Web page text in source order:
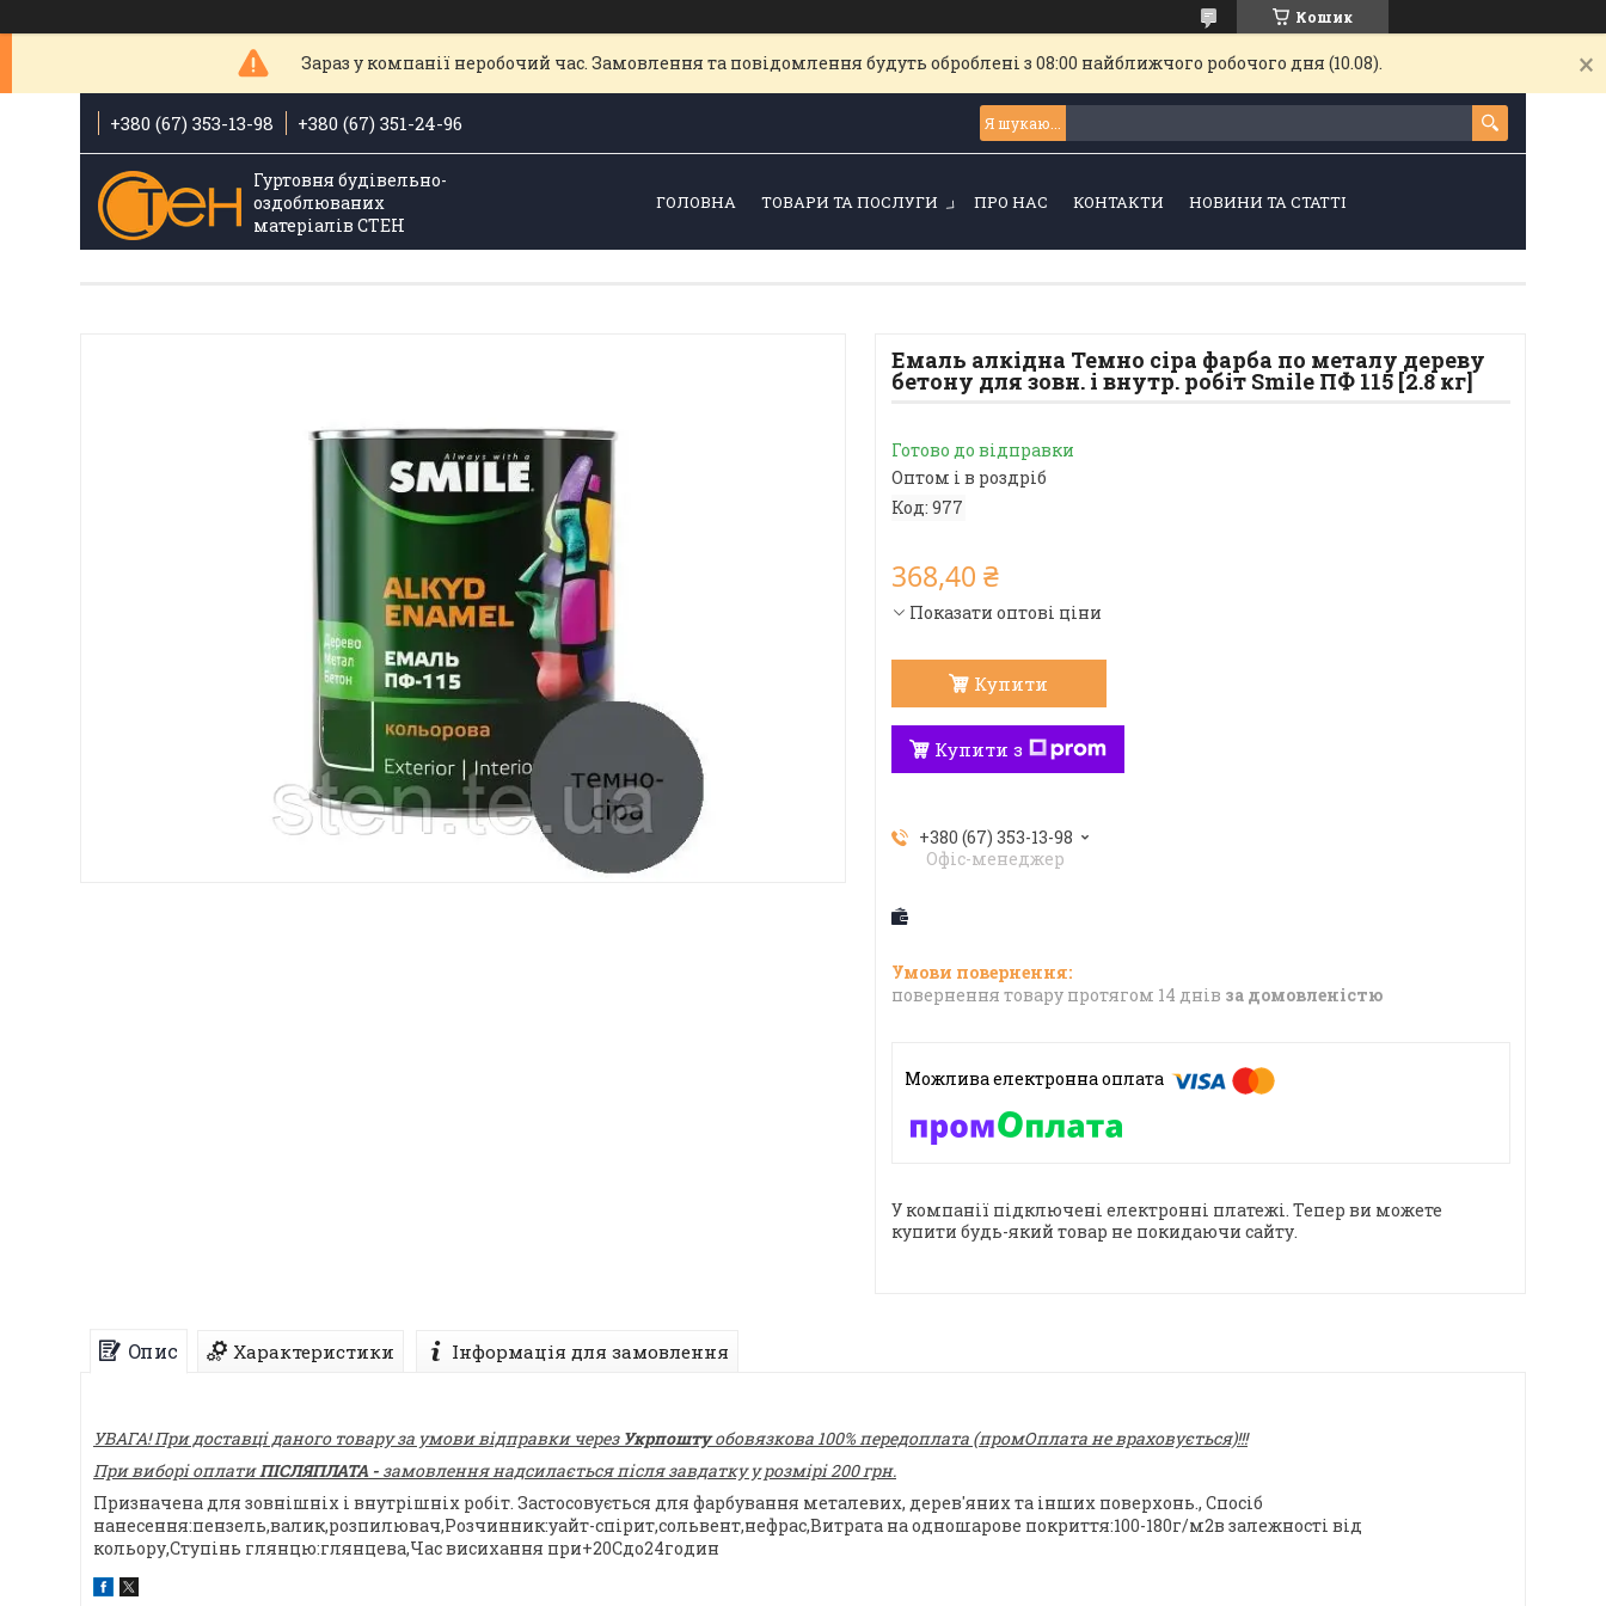
Кошик
Зараз у компанії неробочий час. Замовлення та повідомлення будуть оброблені з 08:00 найближчого робочого дня (10.08).
+380 (67) 353-13-98 +380 (67) 351-24-96
Гуртовня будівельно-
оздоблюваних
матеріалів СТЕН
ГОЛОВНА ТОВАРИ ТА ПОСЛУГИ ПРО НАС КОНТАКТИ НОВИНИ ТА СТАТТІ
Емаль алкідна Темно сіра фарба по металу дереву
бетону для зовн. і внутр. робіт Smile ПФ 115 [2.8 кг]
Готово до відправки
Оптом і в роздріб
Код: 977
368,40 ₴
Показати оптові ціни
Купити
Купити з
+380 (67) 353-13-98
Офіс-менеджер
повернення товару протягом 14 днів за домовленістю
У компанії підключені електронні платежі. Тепер ви можете
купити будь-який товар не покидаючи сайту.
Опис Характеристики Інформація для замовлення
УВАГА! При доставці даного товару за умови відправки через Укрпоштуобовязкова 100% передоплата (промОплата не враховується)!!!
При виборі оплатиПІСЛЯПЛАТА - замовлення надсилається після завдатку у розмірі 200 грн.
Призначена для зовнішніх і внутрішніх робіт. Застосовується для фарбування металевих, дерев'яних та інших поверхонь., Спосіб
нанесення:пензель,валик,розпилювач,Розчинник:уайт-спірит,сольвент,нефрас,Витрата на одношарове покриття:100-180г/м2в залежності від
кольору,Ступінь глянцю:глянцева,Час висихання при+20Сдо24годин